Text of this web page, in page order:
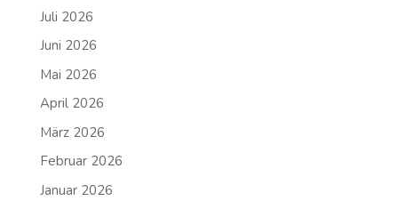
Juli 2026
Juni 2026
Mai 2026
April 2026
März 2026
Februar 2026
Januar 2026